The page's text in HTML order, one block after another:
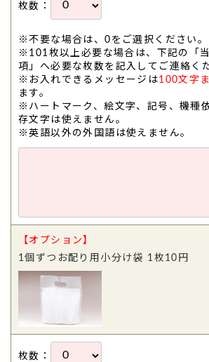
枚数：
※不要な場合は、0をご選択ください。
※101枚以上必要な場合は、下記の「
項」へ必要な枚数を記入してご連絡く
※お入れできるメッセージは100文字
ます。
※ハートマーク、絵文字、記号、機種
存文字は使えません。
※英語以外の外国語は使えません。
【オプション】
1個ずつお配り用小分け袋 1枚10円
枚数：